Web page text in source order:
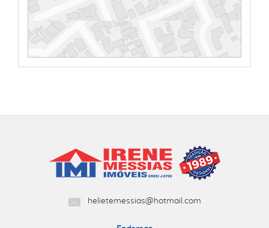
helietemessias@hotmail.com